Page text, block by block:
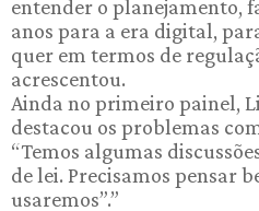
entender o planejamento,
anos para a era digital,
quer em termos de
acrescentou.
Ainda no primeiro painel,
destacou os problemas
“Temos algumas
de lei. Precisamos pensar
usaremos”.”